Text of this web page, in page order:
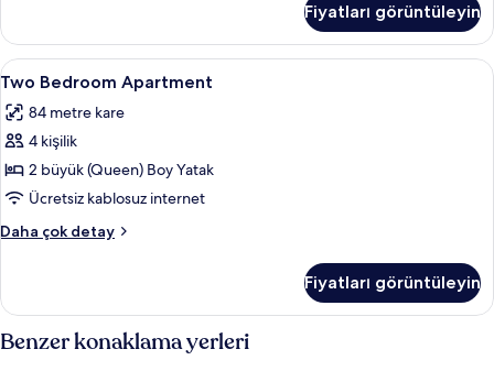
görün
with
Den
hakkında
fazla
detay
Fiyatları görüntüleyin
Two
Bedroom
Apartment
için
tüm
fotoğrafları
görün
Ütü/ütü masası, ücretsiz kablosuz
37
Two Bedroom Apartment
84 metre kare
4 kişilik
2 büyük (Queen) Boy Yatak
Ücretsiz kablosuz internet
Daha çok detay
Two
daha
fazla
detay
Fiyatları görüntüleyin
Benzer konaklama yerleri